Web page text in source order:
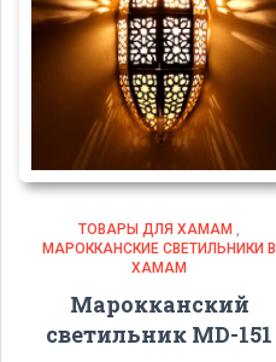
ТОВАРЫ ДЛЯ ХАМАМ ,
МАРОККАНСКИЕ СВЕТИЛЬНИКИ В
ХАМАМ
Марокканский
светильник MD-151